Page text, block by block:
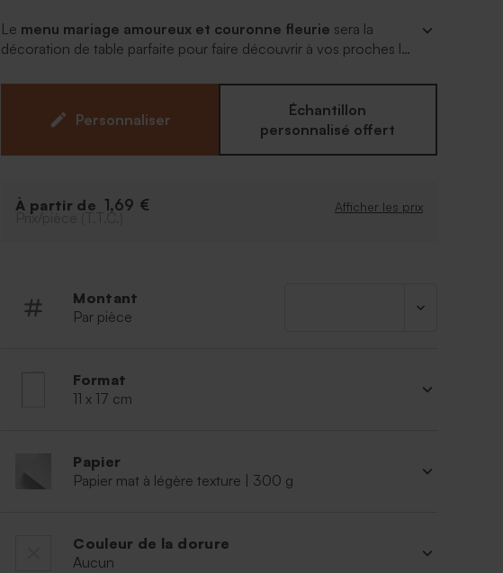
Le menu mariage amoureux et couronne fleurie sera la
décoration de table parfaite pour faire découvrir à vos proches les
illustrations tendances conviendra parfaitement pour un mariage
champêtre et romantique. Grâce à notre outil de personnalisation,
vous pourrez y ajouter les différents mets qui seront servis dans
commander les marque places mariage dans le même thème.
Personnaliser
Échantillon
personnalisé offert
À partir de 1,69 € Afficher les prix
Prix/pièce (T.T.C.)
Montant
Par pièce
Format
11 x 17 cm
Papier
Papier mat à légère texture | 300 g
Couleur de la dorure
Aucun